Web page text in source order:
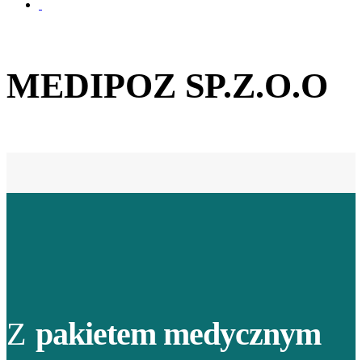
MEDIPOZ SP.Z.O.O
Z pakietem medycznym